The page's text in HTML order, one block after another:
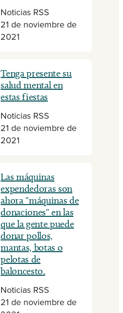
Noticias RSS
21 de noviembre de
2021
Tenga presente su
salud mental en
estas fiestas
Noticias RSS
21 de noviembre de
2021
Las máquinas
expendedoras son
ahora "máquinas de
donaciones" en las
que la gente puede
donar pollos,
mantas, botas o
pelotas de
baloncesto.
Noticias RSS
21 de noviembre de